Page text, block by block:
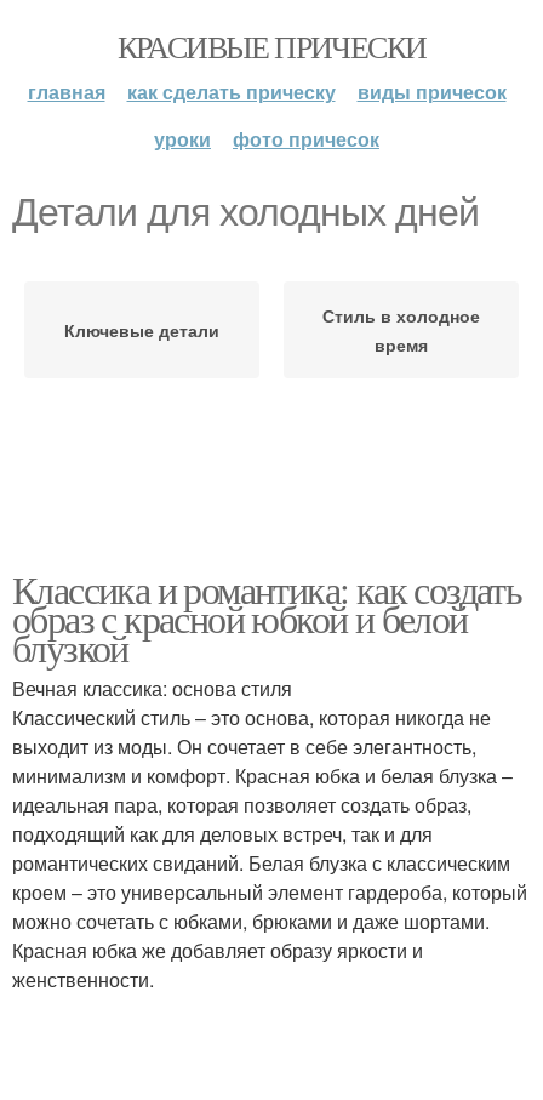
КРАСИВЫЕ ПРИЧЕСКИ
главная как сделать прическу
виды причесок
уроки
фото причесок
Детали для холодных дней
Ключевые детали
Стиль в холодное
время
Классика и романтика: как создать
образ с красной юбкой и белой
блузкой
Вечная классика: основа стиля
Классический стиль – это основа, которая никогда не
выходит из моды. Он сочетает в себе элегантность,
минимализм и комфорт. Красная юбка и белая блузка –
идеальная пара, которая позволяет создать образ,
подходящий как для деловых встреч, так и для
романтических свиданий. Белая блузка с классическим
кроем – это универсальный элемент гардероба, который
можно сочетать с юбками, брюками и даже шортами.
Красная юбка же добавляет образу яркости и
женственности.